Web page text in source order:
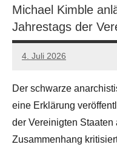
Michael Kimble
Jahrestags der
4. Juli 2026
network
Der schwarze
eine Erklärung
der Vereinigten Staaten
Zusammenhang